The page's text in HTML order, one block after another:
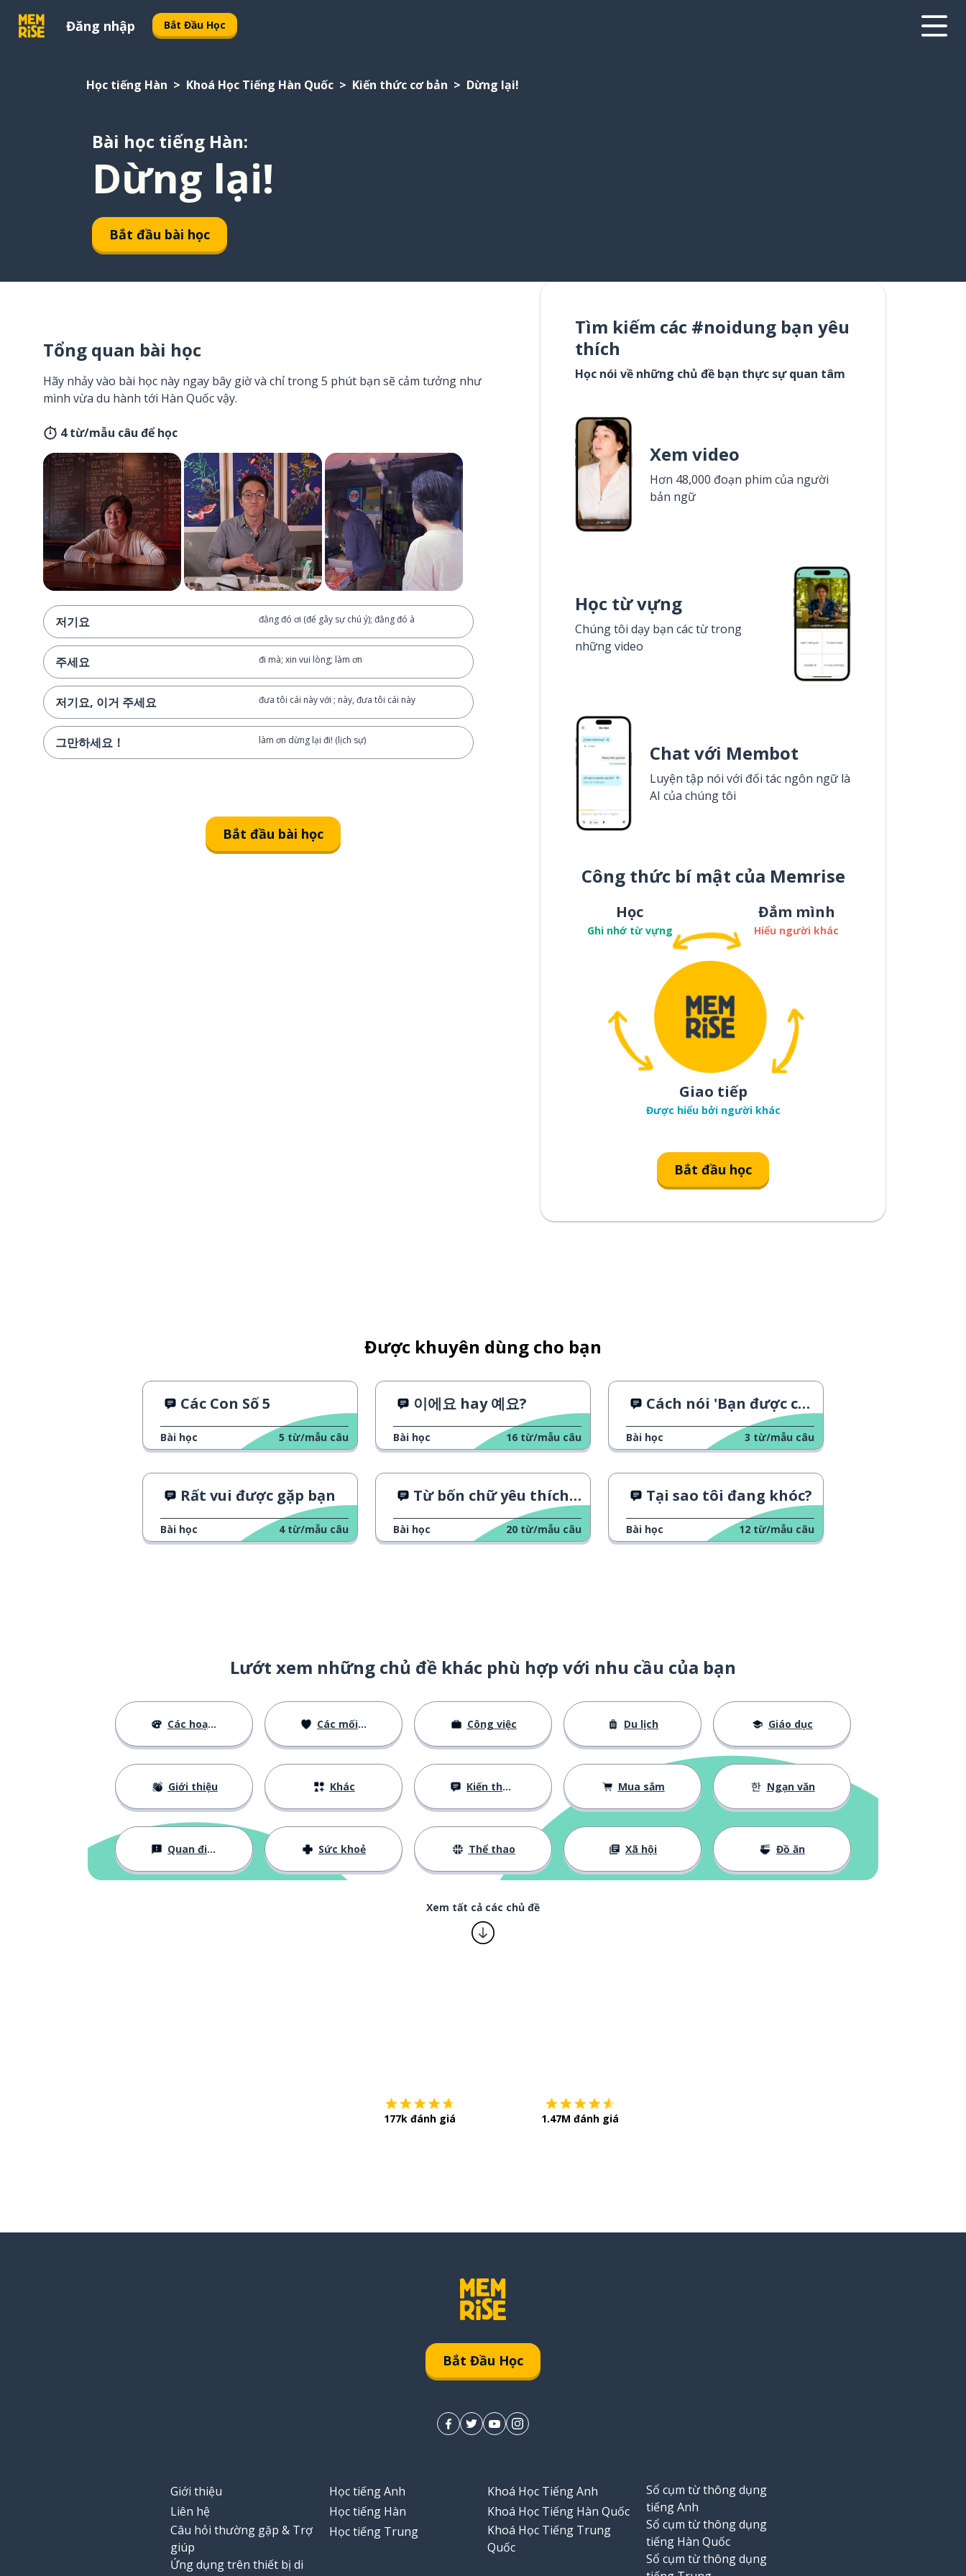
Đăng nhập Bắt Đầu Học
Học tiếng Hàn Khoá Học Tiếng Hàn Quốc Kiến thức cơ bản Dừng lại!
Bài học tiếng Hàn:
Dừng lại!
Bắt đầu bài học
Tổng quan bài học
Hãy nhảy vào bài học này ngay bây giờ và chỉ trong 5 phút bạn sẽ cảm tưởng như
mình vừa du hành tới Hàn Quốc vậy.
4 từ/mẫu câu để học
저기요 đằng đó ơi (để gây sự chú ý); đằng đó à
주세요 đi mà; xin vui lòng; làm ơn
저기요, 이거 주세요 đưa tôi cái này với ; này, đưa tôi cái này
그만하세요！ làm ơn dừng lại đi! (lịch sự)
Bắt đầu bài học
Tìm kiếm các #noidung bạn yêu
thích
Học nói về những chủ đề bạn thực sự quan tâm
Xem video
Hơn 48,000 đoạn phim của người
bản ngữ
Học từ vựng
Chúng tôi dạy bạn các từ trong
những video
Chat với Membot
Luyện tập nói với đối tác ngôn ngữ là
AI của chúng tôi
Công thức bí mật của Memrise
Học
Ghi nhớ từ vựng
Đắm mình
Hiểu người khác
Giao tiếp
Được hiểu bởi người khác
Bắt đầu học
Được khuyên dùng cho bạn
Các Con Số 5
Bài học 5 từ/mẫu câu
이에요 hay 예요?
Bài học 16 từ/mẫu câu
Cách nói 'Bạn được chào đón'
Bài học 3 từ/mẫu câu
Rất vui được gặp bạn
Bài học 4 từ/mẫu câu
Từ bốn chữ yêu thích của cô ấy
Bài học 20 từ/mẫu câu
Tại sao tôi đang khóc?
Bài học 12 từ/mẫu câu
Lướt xem những chủ đề khác phù hợp với nhu cầu của bạn
Các hoạt động Các mối quan hệ Công việc Du lịch Giáo dục
Giới thiệu Khác Kiến thức cơ bản Mua sắm Ngạn văn
Quan điểm Sức khoẻ Thể thao Xã hội Đồ ăn
Xem tất cả các chủ đề
177k đánh giá 1.47M đánh giá
Bắt Đầu Học
Giới thiệu
Liên hệ
Câu hỏi thường gặp & Trợ
giúp
Ứng dụng trên thiết bị di
Học tiếng Anh
Học tiếng Hàn
Học tiếng Trung
Khoá Học Tiếng Anh
Khoá Học Tiếng Hàn Quốc
Khoá Học Tiếng Trung
Quốc
Sổ cụm từ thông dụng
tiếng Anh
Sổ cụm từ thông dụng
tiếng Hàn Quốc
Sổ cụm từ thông dụng